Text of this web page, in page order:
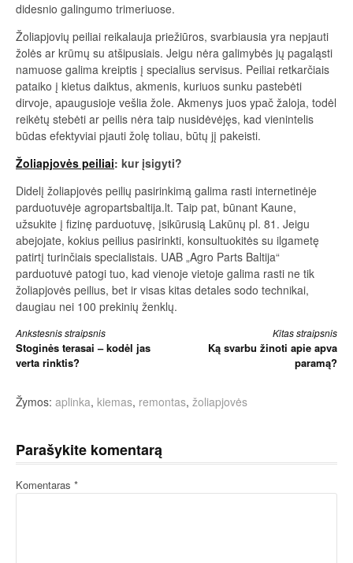
didesnio galingumo trimeriuose.
Žoliapjovių peiliai reikalauja priežiūros, svarbiausia yra nepjauti
žolės ar krūmų su atšipusiais. Jeigu nėra galimybės jų pagaląsti
namuose galima kreiptis į specialius servisus. Peiliai retkarčiais
pataiko į kietus daiktus, akmenis, kuriuos sunku pastebėti
dirvoje, apaugusioje vešlia žole. Akmenys juos ypač žaloja, todėl
reikėtų stebėti ar peilis nėra taip nusidėvėjęs, kad vienintelis
būdas efektyviai pjauti žolę toliau, būtų jį pakeisti.
Žoliapjovės peiliai: kur įsigyti?
Didelį žoliapjovės peilių pasirinkimą galima rasti internetinėje
parduotuvėje agropartsbaltija.lt. Taip pat, būnant Kaune,
užsukite į fizinę parduotuvę, įsikūrusią Lakūnų pl. 81. Jeigu
abejojate, kokius peilius pasirinkti, konsultuokitės su ilgametę
patirtį turinčiais specialistais. UAB „Agro Parts Baltija“
parduotuvė patogi tuo, kad vienoje vietoje galima rasti ne tik
žoliapjovės peilius, bet ir visas kitas detales sodo technikai,
daugiau nei 100 prekinių ženklų.
Skaityti
toliau
Ankstesnis straipsnis
Stoginės terasai – kodėl jas
verta rinktis?
Kitas straipsnis
Ką svarbu žinoti apie apva
paramą?
Žymos: aplinka, kiemas, remontas, žoliapjovės
Parašykite komentarą
Komentaras *